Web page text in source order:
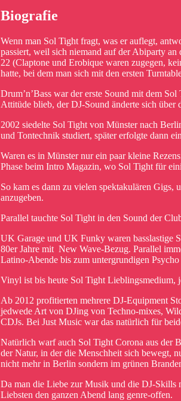
Biografie
Wenn man Sol Tight fragt, was er auflegt,
passiert, weil sich niemand auf der Abiparty
22 (Claptone und Erobique waren zugegen,
hatte, bei dem man sich mit den ersten
Drum’n’Bass war der erste Sound mit dem
Attitüde blieb, der DJ-Sound änderte sich über
2002 siedelte Sol Tight von Münster nach
und Tontechnik studiert, später erfolgte dann
Waren es in Münster nur ein paar kleine
Phase beim Intro Magazin, wo Sol Tight für
So kam es dann zu vielen spektakulären
anzugeben.
Parallel tauchte Sol Tight in den Sound der
UK Garage und UK Funky waren basslastige
80er Jahre mit New Wave-Bezug. Parallel
Latino-Abende bis zum untergrundigen
Vinyl ist bis heute Sol Tight Lieblingsmedium,
Ab 2012 profitierten mehrere DJ-Equipment
jedwede Art von DJing von Techno-mixes,
CDJs. Bei Just Music war das natürlich für
Natürlich warf auch Sol Tight Corona aus der
der Natur, in der die Menschheit sich bewegt,
nicht mehr in Berlin sondern im grünen
Da man die Liebe zur Musik und die DJ-Skills
Liebsten den ganzen Abend lang genre-offen.